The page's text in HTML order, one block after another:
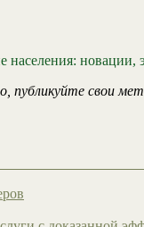
населения:
публикуйте свои